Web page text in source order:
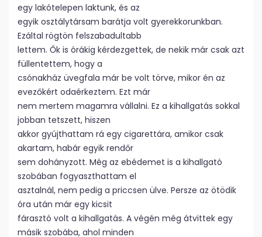
egy lakótelepen laktunk, és az
egyik osztálytársam barátja volt gyerekkorunkban.
Ezáltal rögtön felszabadultabb
lettem. Ők is órákig kérdezgettek, de nekik már csak azt
füllentettem, hogy a
csónakház üvegfala már be volt törve, mikor én az
evezőkért odaérkeztem. Ezt már
nem mertem magamra vállalni. Ez a kihallgatás sokkal
jobban tetszett, hiszen
akkor gyújthattam rá egy cigarettára, amikor csak
akartam, habár egyik rendőr
sem dohányzott. Még az ebédemet is a kihallgató
szobában fogyaszthattam el
asztalnál, nem pedig a priccsen ülve. Persze az ötödik
óra után már egy kicsit
fárasztó volt a kihallgatás. A végén még átvittek egy
másik szobába, ahol minden